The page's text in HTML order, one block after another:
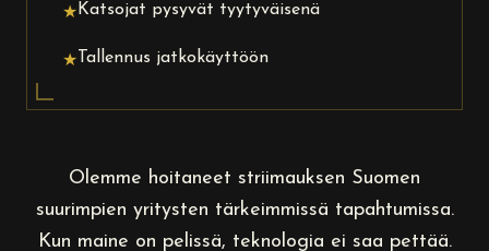
★Katsojat pysyvät tyytyväisenä
★ Tallennus jatkokäyttöön
Olemme hoitaneet striimauksen Suomen
suurimpien yritysten tärkeimmissä tapahtumissa.
Kun maine on pelissä, teknologia ei saa pettää.